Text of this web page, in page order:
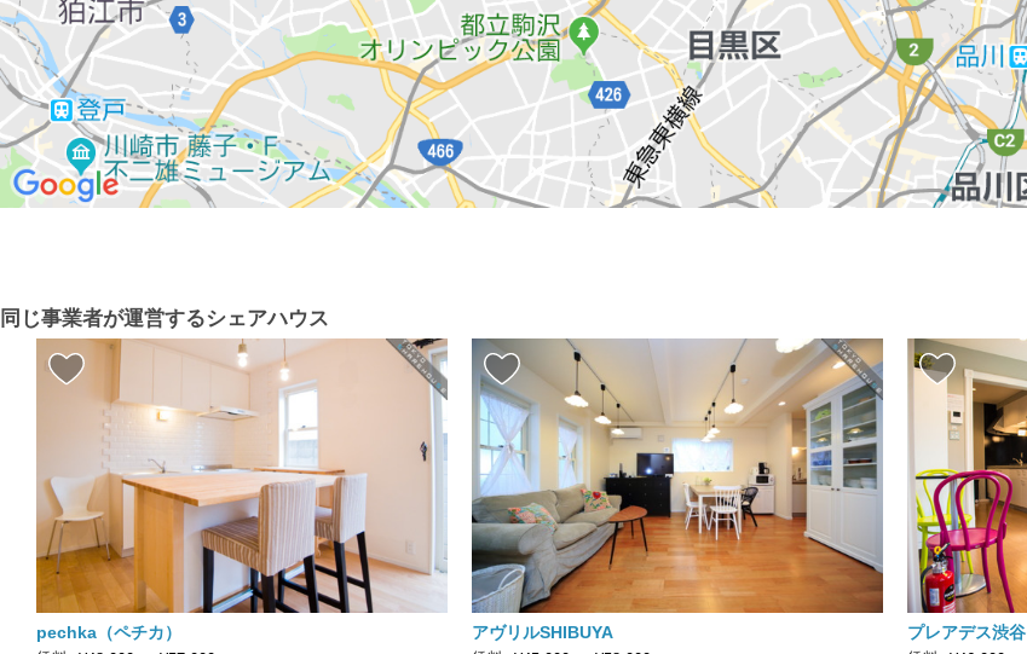
同じ事業者が運営するシェアハウス
pechka（ペチカ） アヴリルSHIBUYA プレアデス渋谷